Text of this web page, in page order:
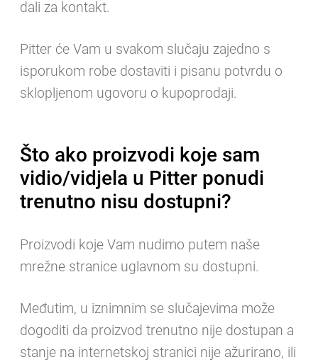
dali za kontakt.
Pitter će Vam u svakom slučaju zajedno s
isporukom robe dostaviti i pisanu potvrdu o
sklopljenom ugovoru o kupoprodaji.
Što ako proizvodi koje sam
vidio/vidjela u Pitter ponudi
trenutno nisu dostupni?
Proizvodi koje Vam nudimo putem naše
mrežne stranice uglavnom su dostupni.
Međutim, u iznimnim se slučajevima može
dogoditi da proizvod trenutno nije dostupan a
stanje na internetskoj stranici nije ažurirano, ili